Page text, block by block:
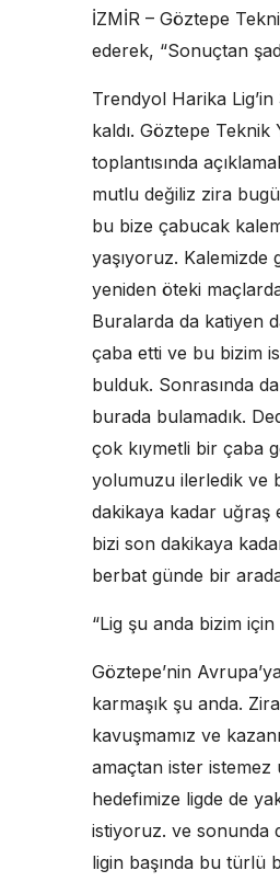
İZMİR – Göztepe
ederek, “Sonuçtan
Trendyol Harika Lig’in
kaldı. Göztepe Teknik
toplantısında
mutlu değiliz zira
bu bize çabucak
yaşıyoruz.
yeniden öteki
Buralarda da katiyen
çaba etti ve bu bizim
bulduk. Sonrasında
burada bulamadık.
çok kıymetli bir çaba
yolumuzu ilerledik ve
dakikaya kadar uğraş
bizi son dakikaya
berbat günde bir
“Lig şu anda bizim
Göztepe’nin
karmaşık şu anda.
kavuşmamız ve
amaçtan ister istemez
hedefimize ligde de
istiyoruz. ve sonunda
ligin başında bu türlü